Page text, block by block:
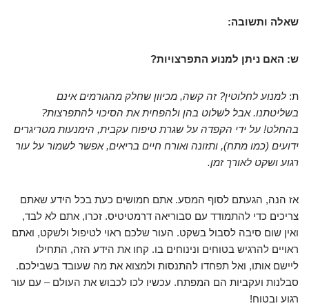
שאלה ותשובה:
ש: האם ניתן למנוע התפרצויות?
ת: למנוע לחלוטין? זה קשה, מכיוון שחלק מהגורמים אינם
בשליטתנו. אבל לשלוט בהן ולהפחית את הסיכוי להתפרצות?
בהחלט! על ידי הקפדה על שגרת טיפוח עקבית, הימנעות מטריגרים
ידועים (כמו מתח), ותזונה ואורח חיים בריאים, אפשר לשמור על עור
רגוע ושקט לאורך זמן.
אז הנה, הגעתם לסוף המסע. אתם חמושים כעת בכל הידע שאתם
צריכים כדי להתמודד עם סבוריאה דרמטיטיס. זכרו, אתם לא לבד,
ואין שום סיבה לסבול בשקט. העור שלכם ראוי לטיפול ולשקט, ואתם
ראויים להרגיש בטוחים ונינוחים בו. קחו את הידע הזה, התחילו
ליישם אותו, ואל תפחדו להתנסות ולמצוא את מה שעובד בשבילכם.
סבלנות ועקביות הם המפתח. עכשיו לכו לכבוש את העולם – עם עור
רגוע ובטוח!